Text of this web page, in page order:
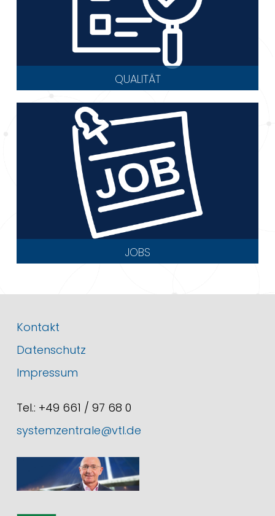
QUALITÄT
JOBS
Kontakt
Datenschutz
Impressum
Tel.: +49 661 / 97 68 0
systemzentrale@vtl.de